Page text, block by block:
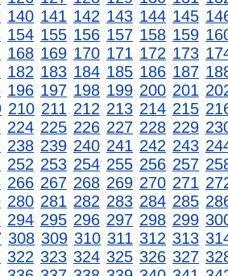
140 141 142 143 144 145
154 155 156 157 158 159
168 169 170 171 172 173
182 183 184 185 186 187
196 197 198 199 200 201
210 211 212 213 214 215
224 225 226 227 228 229
238 239 240 241 242 243
252 253 254 255 256 257
266 267 268 269 270 271
280 281 282 283 284 285
294 295 296 297 298 299
308 309 310 311 312 313
322 323 324 325 326 327